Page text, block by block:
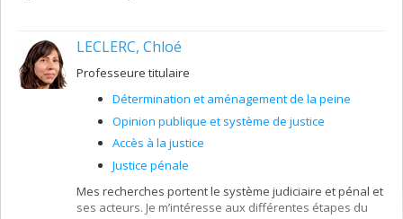
LECLERC, Chloé
Professeure titulaire
Détermination et aménagement de la peine
Opinion publique et système de justice
Accès à la justice
Justice pénale
Mes recherches portent le système judiciaire et pénal et
ses acteurs. Je m’intéresse aux différentes étapes du